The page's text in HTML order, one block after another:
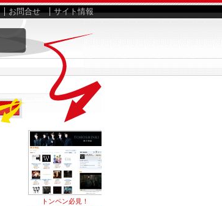
お問合せ サイト情報
トンペン必見！